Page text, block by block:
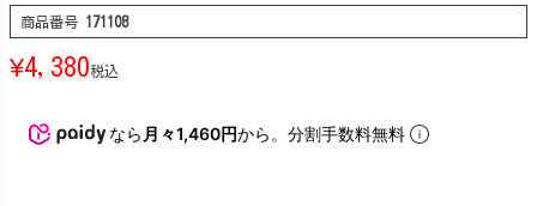
商品番号 171108
¥4,380税込
なら 月々1,460円から。分割手数料無料